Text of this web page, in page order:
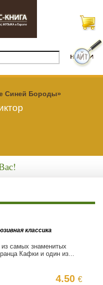
Синей Бороды»
классика
самых знаменитых
Кафки и один из...
4.50€